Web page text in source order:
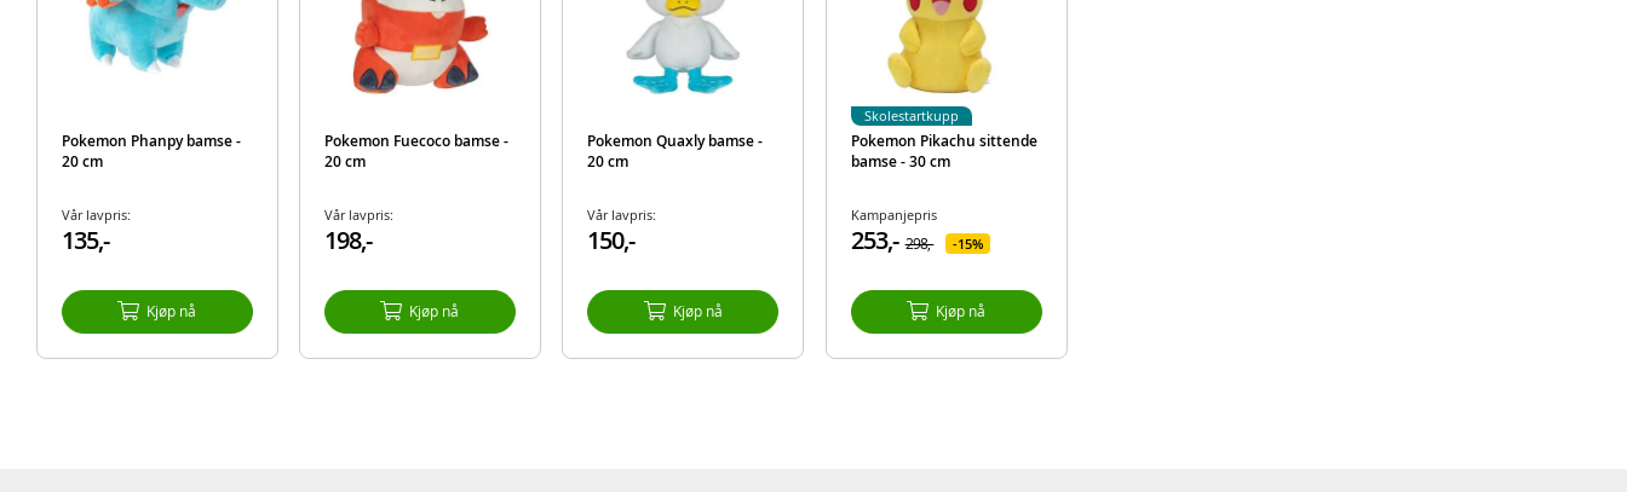
Pokemon Phanpy bamse -
20 cm
Vår lavpris:
135,-
Kjøp nå
Pokemon Fuecoco bamse -
20 cm
Vår lavpris:
198,-
Kjøp nå
Pokemon Quaxly bamse -
20 cm
Vår lavpris:
150,-
Kjøp nå
Pokemon Pikachu sittende
bamse - 30 cm
Kampanjepris
253,- 298,- 15%
Kjøp nå
Skolestartkupp